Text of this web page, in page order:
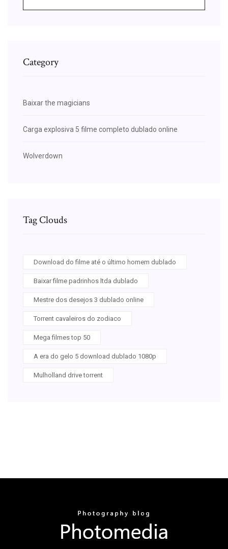
Category
Baixar the magicians
Carga explosiva 5 filme completo dublado online
Wolverdown
Tag Clouds
Download do filme até o último homem dublado
Baixar filme padrinhos ltda dublado
Mestre dos desejos 3 dublado online
Torrent cavaleiros do zodiaco
Mega filmes top 50
A era do gelo 5 download dublado 1080p
Mulholland drive torrent